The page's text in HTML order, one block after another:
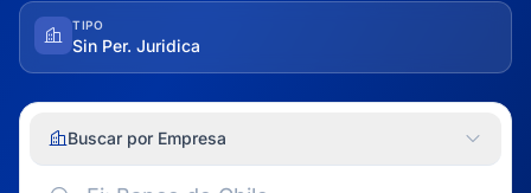
TIPO
Sin Per. Juridica
Buscar por Empresa